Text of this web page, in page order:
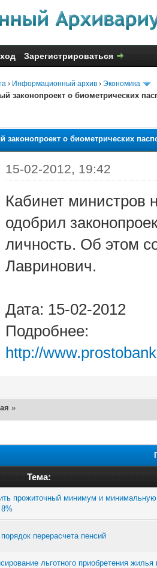
Зарегистрироваться
› Информационный архив › Экономика
законопроект о биометрических
законопроект о биометрических
15-02-2012, 19:42
Кабинет министров
одобрил
личность. Об этом
Лавринович.
Дата: 15-02-2012
Подробнее:
http://
»
Тема:
прожиточный минимум и минимальную
перерасчета пенсий
льготного приобретения жилья